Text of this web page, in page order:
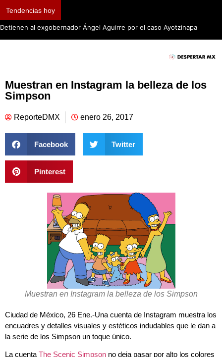
Tendencias hoy
Detienen al exgobernador Ángel Aguirre por el caso Ayotzinapa
Muestran en Instagram la belleza de los
Simpson
ReporteDMX enero 26, 2017
Facebook Twitter
Pinterest
Muestran en Instagram la belleza de los Simpson
Ciudad de México, 26 Ene.-Una cuenta de Instagram muestra los
encuadres y detalles visuales y estéticos indudables que le dan a
la serie de los Simpson un toque único.
La cuenta The Scenic Simpson no deja pasar por alto los colores